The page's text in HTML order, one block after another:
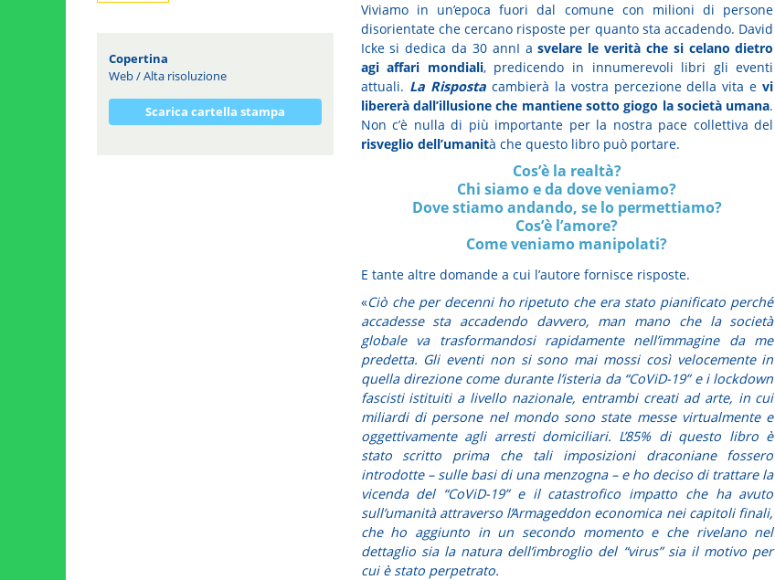
Copertina
Web/Alta risoluzione
Scarica cartella stampa
Viviamo in un’epoca fuori dal comune con milioni di persone
disorientate che cercano risposte per quanto sta accadendo. David
Icke si dedica da 30 annI asvelare le verità che si celano dietro
agi affari mondiali, predicendo in innumerevoli libri gli eventi
attuali. La Rispostacambierà la vostra percezione della vita evi
libererà dall’illusione che mantiene sotto giogo la società umana.
Non c’è nulla di più importante per la nostra pace collettiva del
risveglio dell’umanità che questo libro può portare.
Cos’è la realtà?
Chi siamo e da dove veniamo?
Dove stiamo andando, se lo permettiamo?
Cos’è l’amore?
Come veniamo manipolati?
E tante altre domande a cui l’autore fornisce risposte.
«Ciò che per decenni ho ripetuto che era stato pianificato perché
accadesse sta accadendo davvero, man mano che la società
globale va trasformandosi rapidamente nell’immagine da me
predetta. Gli eventi non si sono mai mossi così velocemente in
quella direzione come durante l’isteria da “CoViD-19” e i lockdown
fascisti istituiti a livello nazionale, entrambi creati ad arte, in cui
miliardi di persone nel mondo sono state messe virtualmente e
oggettivamente agli arresti domiciliari. L’85% di questo libro è
stato scritto prima che tali imposizioni draconiane fossero
introdotte – sulle basi di una menzogna – e ho deciso di trattare la
vicenda del “CoViD-19” e il catastrofico impatto che ha avuto
sull’umanità attraverso l’Armageddon economica nei capitoli finali,
che ho aggiunto in un secondo momento e che rivelano nel
dettaglio sia la natura dell’imbroglio del “virus” sia il motivo per
cui è stato perpetrato.